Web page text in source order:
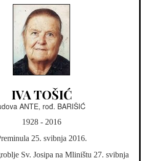
IVA TOŠIĆ
ANTE, rođ. BARIŠIĆ
1928 - 2016
25. svibnja 2016.
Sv. Josipa na Mliništu 27. svibnja